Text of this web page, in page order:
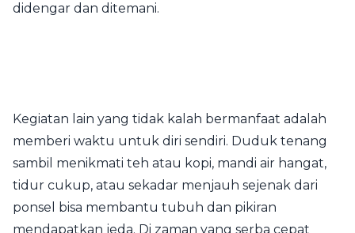
didengar dan ditemani.
Kegiatan lain yang tidak kalah bermanfaat adalah
memberi waktu untuk diri sendiri. Duduk tenang
sambil menikmati teh atau kopi, mandi air hangat,
tidur cukup, atau sekadar menjauh sejenak dari
ponsel bisa membantu tubuh dan pikiran
mendapatkan jeda. Di zaman yang serba cepat